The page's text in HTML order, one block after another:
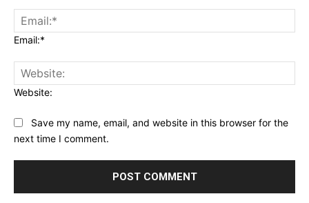
Email:*
Website:
Save my name, email, and website in this browser for the
next time I comment.